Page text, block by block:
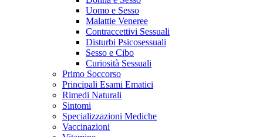
Uomo e Sesso
Malattie Veneree
Contraccettivi Sessuali
Disturbi Psicosessuali
Sesso e Cibo
Curiosità Sessuali
Primo Soccorso
Principali Esami Ematici
Rimedi Naturali
Sintomi
Specializzazioni Mediche
Vaccinazioni